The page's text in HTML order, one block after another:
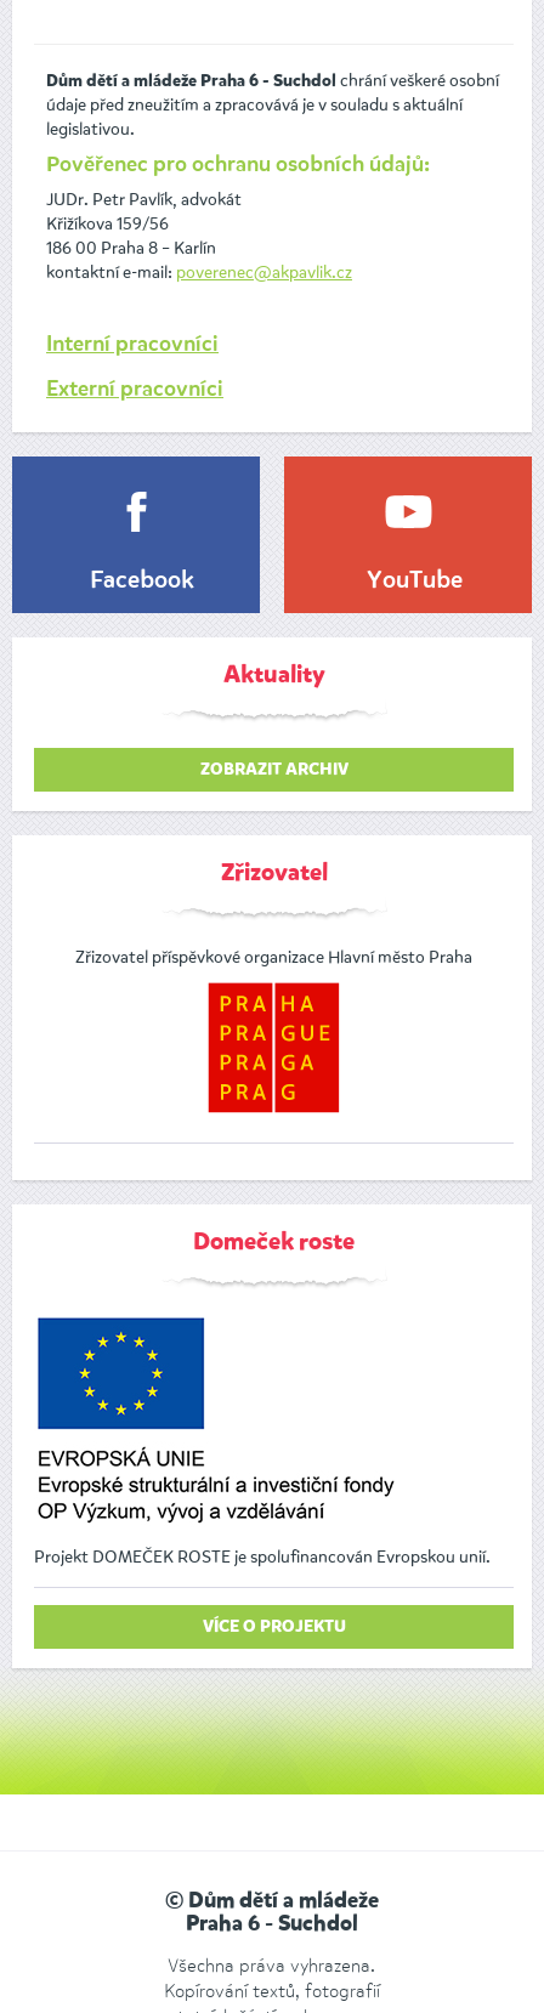
Dům dětí a mládeže Praha 6 - Suchdol chrání veškeré osobní
údaje před zneužitím a zpracovává je v souladu s aktuální
legislativou.
Pověřenec pro ochranu osobních údajů:
JUDr. Petr Pavlík, advokát
Křižíkova 159/56
186 00 Praha 8 – Karlín
kontaktní e-mail: poverenec@akpavlik.cz
Interní pracovníci
Externí pracovníci
Facebook YouTube
Aktuality
ZOBRAZIT ARCHIV
Zřizovatel
Zřizovatel příspěvkové organizace Hlavní město Praha
Domeček roste
Projekt DOMEČEK ROSTE je spolufinancován Evropskou unií.
VÍCE O PROJEKTU
© Dům dětí a mládeže
Praha 6 - Suchdol
Všechna práva vyhrazena.
Kopírování textů, fotografií